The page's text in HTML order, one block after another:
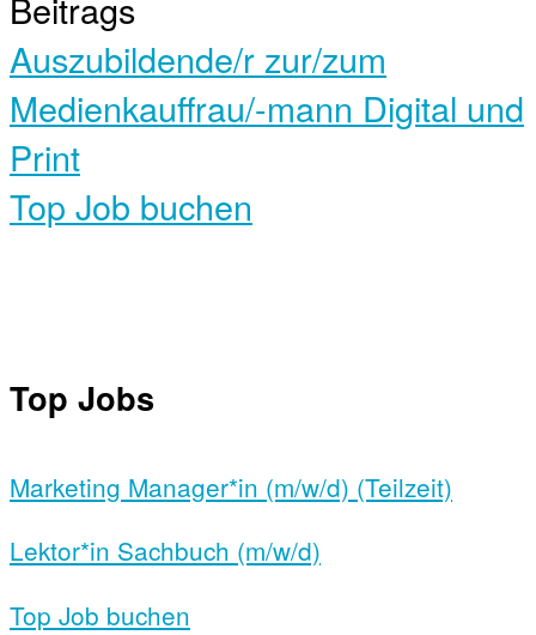
Auszubildende/r zur/zum
Medienkauffrau/-mann Digital und
Print
Top Job buchen
Top Jobs
Marketing Manager*in (m/w/d) (Teilzeit)
Lektor*in Sachbuch (m/w/d)
Top Job buchen